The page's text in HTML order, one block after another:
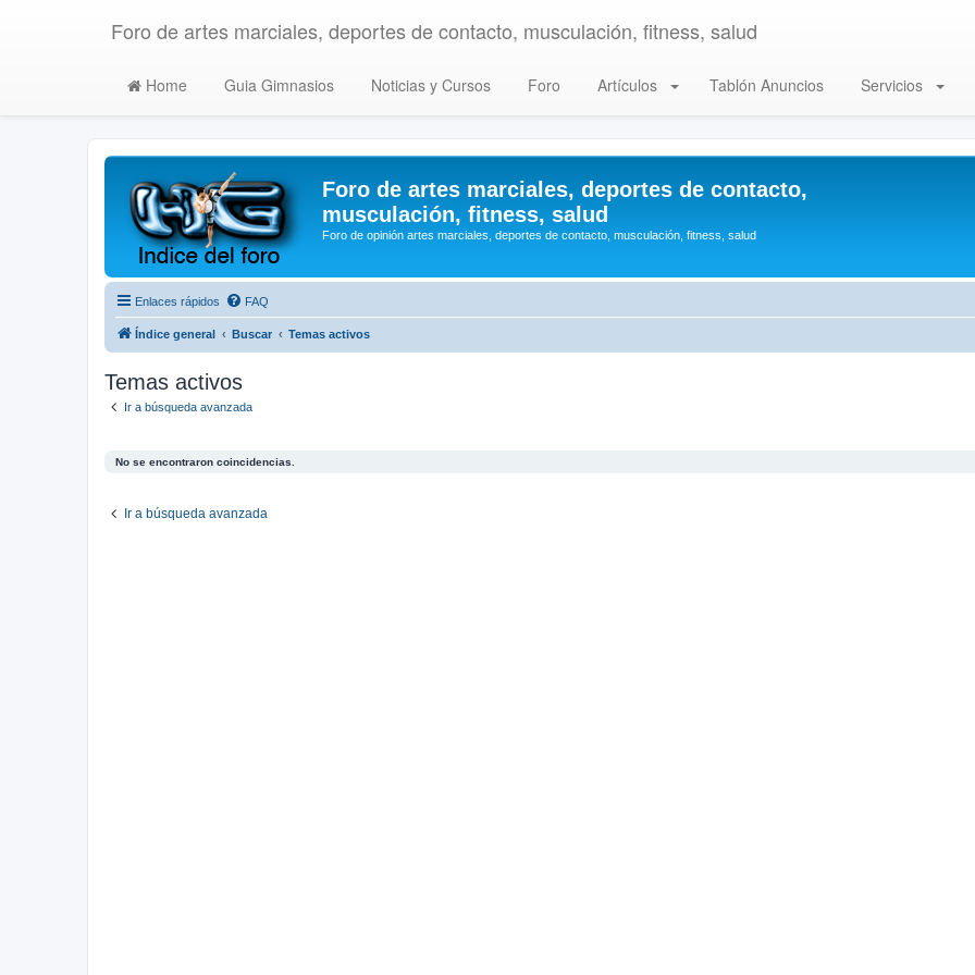
Foro de artes marciales, deportes de contacto, musculación, fitness, salud
Home Guia Gimnasios Noticias y Cursos Foro Artículos Tablón Anuncios Servicios
Foro de artes marciales, deportes de contacto,
musculación, fitness, salud
Foro de opinión artes marciales, deportes de contacto, musculación, fitness, salud
Enlaces rápidos FAQ
Índice general Buscar Temas activos
Temas activos
Ir a búsqueda avanzada
No se encontraron coincidencias.
Ir a búsqueda avanzada